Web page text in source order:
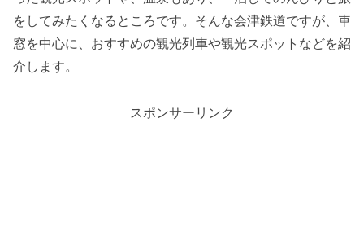
をしてみたくなるところです。そんな会津鉄道ですが、車
窓を中心に、おすすめの観光列車や観光スポットなどを紹
介します。
スポンサーリンク